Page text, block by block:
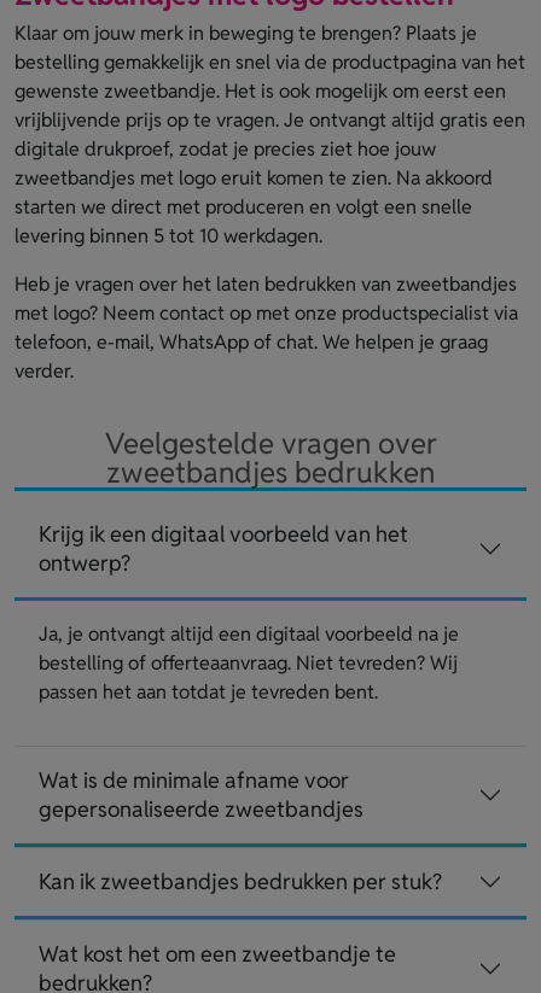
Klaar om jouw merk in beweging te brengen? Plaats je
bestelling gemakkelijk en snel via de productpagina van het
gewenste zweetbandje. Het is ook mogelijk om eerst een
vrijblijvende prijs op te vragen. Je ontvangt altijd gratis een
digitale drukproef, zodat je precies ziet hoe jouw
zweetbandjes met logo eruit komen te zien. Na akkoord
starten we direct met produceren en volgt een snelle
levering binnen 5 tot 10 werkdagen.
Heb je vragen over het laten bedrukken van zweetbandjes
met logo? Neem contact op met onze productspecialist via
telefoon, e-mail, WhatsApp of chat. We helpen je graag
verder.
Veelgestelde vragen over
zweetbandjes bedrukken
Krijg ik een digitaal voorbeeld van het
ontwerp?
Ja, je ontvangt altijd een digitaal voorbeeld na je
bestelling of offerteaanvraag. Niet tevreden? Wij
passen het aan totdat je tevreden bent.
Wat is de minimale afname voor
gepersonaliseerde zweetbandjes
Kan ik zweetbandjes bedrukken per stuk?
Wat kost het om een zweetbandje te
bedrukken?